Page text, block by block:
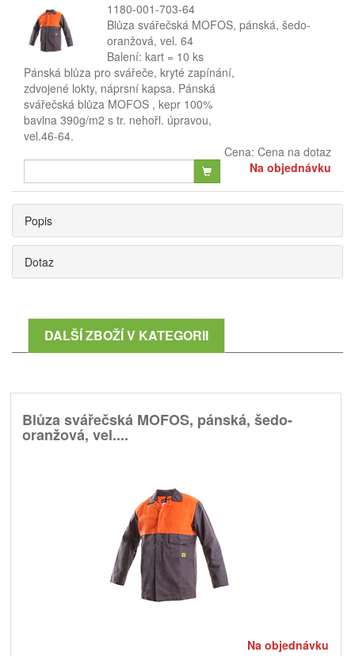
1180-001-703-64
Blůza svářečská MOFOS, pánská, šedo-
oranžová, vel. 64
Balení: kart = 10 ks
Pánská blůza pro svářeče, kryté zapínání,
zdvojené lokty, náprsní kapsa. Pánská
svářečská blůza MOFOS , kepr 100%
bavlna 390g/m2 s tr. nehořl. úpravou,
vel.46-64.
Cena: Cena na dotaz
Na objednávku
Popis
Dotaz
DALŠÍ ZBOŽÍ V KATEGORII
Blůza svářečská MOFOS, pánská, šedo-
oranžová, vel....
Na objednávku